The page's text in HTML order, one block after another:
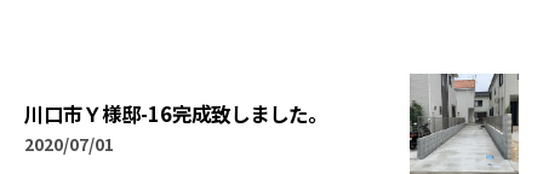
川口市Ｙ様邸-16完成致しました。
2020/07/01